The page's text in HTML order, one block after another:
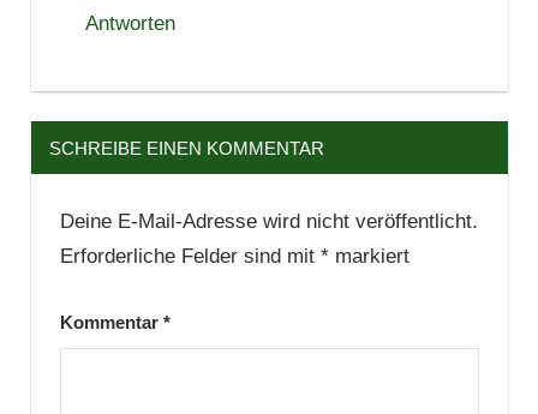
Antworten
SCHREIBE EINEN KOMMENTAR
Deine E-Mail-Adresse wird nicht veröffentlicht.
Erforderliche Felder sind mit *markiert
Kommentar *